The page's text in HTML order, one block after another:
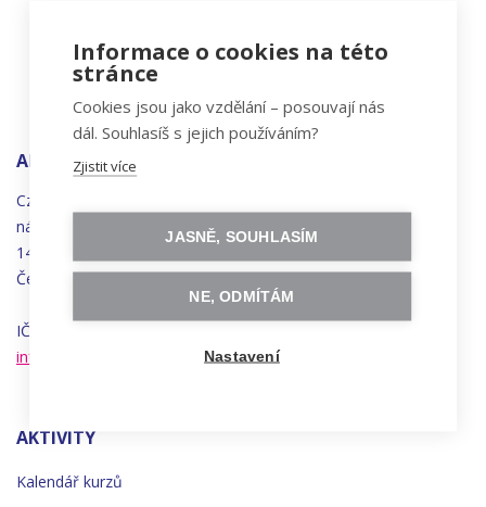
ADRESA
Czechitas, z.ú.
náměstí
Synků 1748/17
140 00 Praha 4 - Nusle
Česká republika
IČO 22834958 | DIČ CZ22834958
info@czechitas.cz
AKTIVITY
Kalendář kurzů
Informace o cookies na této
stránce
Cookies jsou jako vzdělání – posouvají nás
dál. Souhlasíš s jejich používáním?
Zjistit více
JASNĚ, SOUHLASÍM
NE, ODMÍTÁM
Nastavení